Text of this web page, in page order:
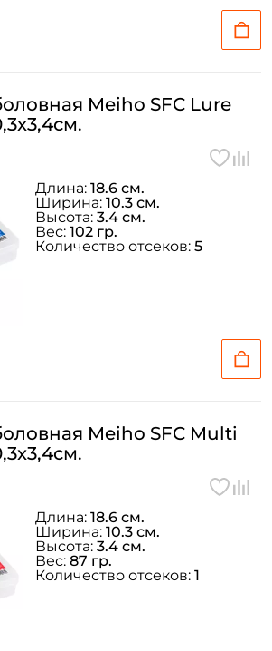
Meiho SFC Lure
Длина: 18.6 см.
Ширина: 10.3 см.
Высота: 3.4 см.
Вес: 102 гр.
Количество отсеков: 5
Meiho SFC Multi
Длина: 18.6 см.
Ширина: 10.3 см.
Высота: 3.4 см.
Вес: 87 гр.
Количество отсеков: 1